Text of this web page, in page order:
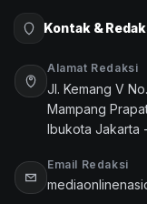
Kontak &
Alamat Redaksi
Jl. Kemang V
Mampang
Ibukota Jakarta
Email Redaksi